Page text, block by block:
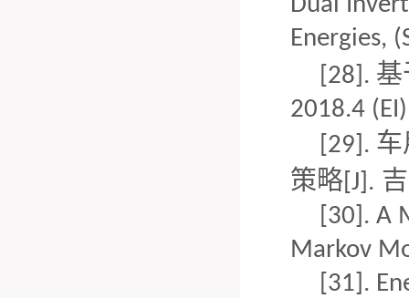
Energies,
[28].
2018.4 (EI)
[29].
策略 [J].
[30]. A
Markov
[31].